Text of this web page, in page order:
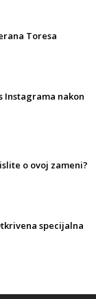
Toresa
Instagrama nakon
o ovoj zameni?
specijalna